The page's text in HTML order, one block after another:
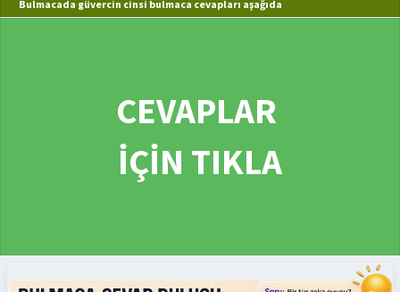
Bulmacada güvercin cinsi bulmaca cevapları aşağıda
CEVAPLAR
İÇİN TIKLA